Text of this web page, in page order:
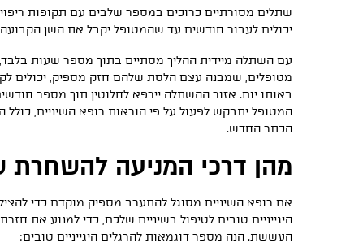
שתלים מסורתיים כרוכים במספר שלבים עם תקופות
יכולים לעבור חודשים עד שהמטופל יקבל את השן
עם השתלה מיידית ההליך מסתיים בתוך מספר שעות בלבד,
מטופלים, שמבנה עצם הלסת שלהם חזק מספיק, יכולים
באותו יום. אזור ההשתלה יירפא לחלוטין תוך מספר
המטופל יתבקש לפעול על פי הוראות רופא השיניים, כולל
הכתר החדש.
מהן דרכי המניעה להשחרת
אם רופא השיניים מסוגל להתערב מספיק מוקדם כדי
היגייניים טובים לטיפול בשיניים שלכם, כדי למנוע את
העששת. הנה מספר דוגמאות להרגלים היגייניים טובים: